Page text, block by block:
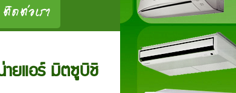
ติดต่อเรา
ายแอร์ มิตซูบิชิ